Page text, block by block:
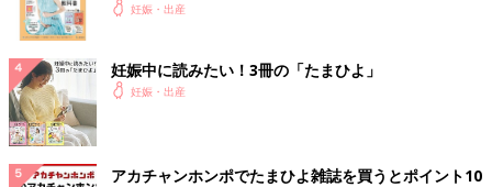
妊娠・出産
妊娠中に読みたい！3冊の「たまひよ」
妊娠・出産
アカチャンホンポでたまひよ雑誌を買うとポイント10